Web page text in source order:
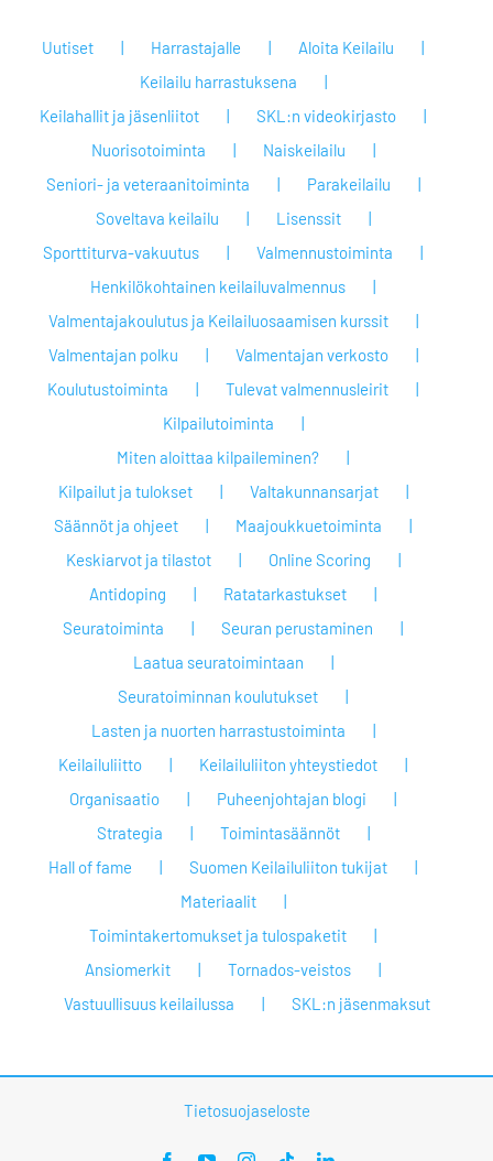
Uutiset Harrastajalle
Aloita Keilailu
Keilailu harrastuksena
Keilahallit ja jäsenliitot
SKL:n videokirjasto
Nuorisotoiminta
Naiskeilailu
Seniori- ja veteraanitoiminta
Parakeilailu
Soveltava keilailu
Lisenssit
Sporttiturva-vakuutus
Valmennustoiminta
Henkilökohtainen keilailuvalmennus
Valmentajakoulutus ja Keilailuosaamisen kurssit
Valmentajan polku
Valmentajan verkosto
Koulutustoiminta
Tulevat valmennusleirit
Kilpailutoiminta
Miten aloittaa kilpaileminen?
Kilpailut ja tulokset
Valtakunnansarjat
Säännöt ja ohjeet
Maajoukkuetoiminta
Keskiarvot ja tilastot
Online Scoring
Antidoping
Ratatarkastukset
Seuratoiminta
Seuran perustaminen
Laatua seuratoimintaan
Seuratoiminnan koulutukset
Lasten ja nuorten harrastustoiminta
Keilailuliitto
Keilailuliiton yhteystiedot
Organisaatio
Puheenjohtajan blogi
Strategia
Toimintasäännöt
Hall of fame
Suomen Keilailuliiton tukijat
Materiaalit
Toimintakertomukset ja tulospaketit
Ansiomerkit
Tornados-veistos
Vastuullisuus keilailussa
SKL:n jäsenmaksut
Tietosuojaseloste